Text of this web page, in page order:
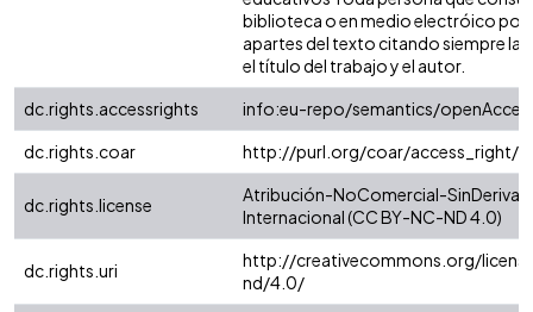
biblioteca o en medio electróico
apartes del texto citando siempre la
el título del trabajo y el autor.
dc.rights.accessrights
info:eu-repo/semantics/
dc.rights.coar
http://purl.org/coar/access_right/
dc.rights.license
Atribución-NoComercial-
Internacional (CC BY-NC-ND 4.0)
dc.rights.uri
http://creativecommons.org/
nd/4.0/